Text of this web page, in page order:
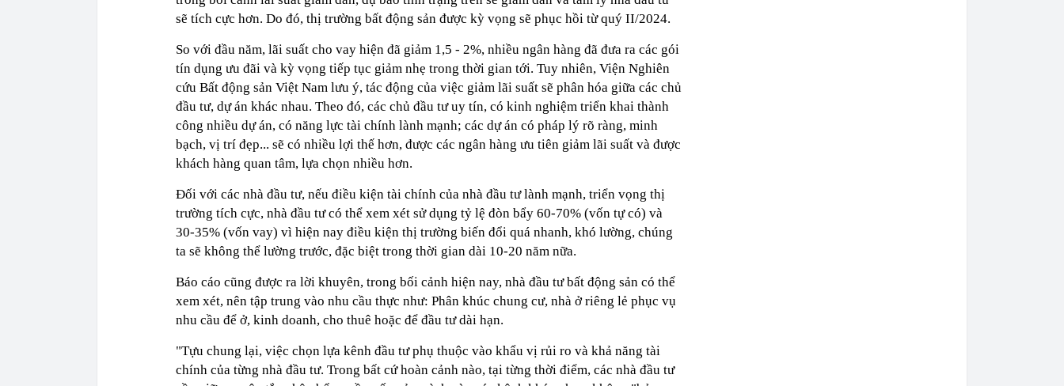
sẽ tích cực hơn. Do đó, thị trường bất động sản được kỳ vọng sẽ phục hồi từ quý II/2024.
So với đầu năm, lãi suất cho vay hiện đã giảm 1,5 - 2%, nhiều ngân hàng đã đưa ra các gói
tín dụng ưu đãi và kỳ vọng tiếp tục giảm nhẹ trong thời gian tới. Tuy nhiên, Viện Nghiên
cứu Bất động sản Việt Nam lưu ý, tác động của việc giảm lãi suất sẽ phân hóa giữa các chủ
đầu tư, dự án khác nhau. Theo đó, các chủ đầu tư uy tín, có kinh nghiệm triển khai thành
công nhiều dự án, có năng lực tài chính lành mạnh; các dự án có pháp lý rõ ràng, minh
bạch, vị trí đẹp... sẽ có nhiều lợi thế hơn, được các ngân hàng ưu tiên giảm lãi suất và được
khách hàng quan tâm, lựa chọn nhiều hơn.
Đối với các nhà đầu tư, nếu điều kiện tài chính của nhà đầu tư lành mạnh, triển vọng thị
trường tích cực, nhà đầu tư có thể xem xét sử dụng tỷ lệ đòn bẩy 60-70% (vốn tự có) và
30-35% (vốn vay) vì hiện nay điều kiện thị trường biến đổi quá nhanh, khó lường, chúng
ta sẽ không thể lường trước, đặc biệt trong thời gian dài 10-20 năm nữa.
Báo cáo cũng được ra lời khuyên, trong bối cảnh hiện nay, nhà đầu tư bất động sản có thể
xem xét, nên tập trung vào nhu cầu thực như: Phân khúc chung cư, nhà ở riêng lẻ phục vụ
nhu cầu để ở, kinh doanh, cho thuê hoặc để đầu tư dài hạn.
"Tựu chung lại, việc chọn lựa kênh đầu tư phụ thuộc vào khẩu vị rủi ro và khả năng tài
chính của từng nhà đầu tư. Trong bất cứ hoàn cảnh nào, tại từng thời điểm, các nhà đầu tư